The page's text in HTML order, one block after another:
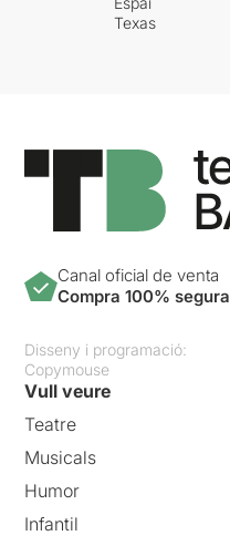
Texas
Canal oficial de venta
Compra 100% segura
Disseny i programació:
Copymouse
Vull veure
Teatre
Musicals
Humor
Infantil